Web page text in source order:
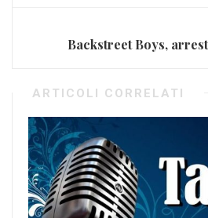
ARTICOLI CORRELATI